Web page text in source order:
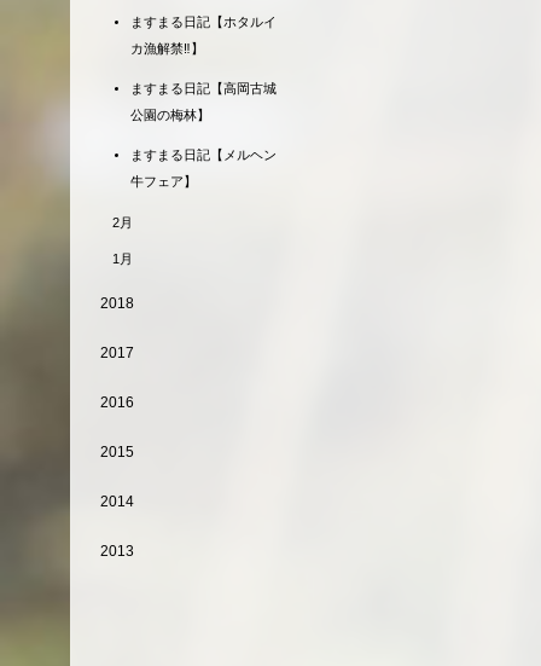
ますまる日記【ホタルイ
カ漁解禁‼】
ますまる日記【高岡古城
公園の梅林】
ますまる日記【メルヘン
牛フェア】
2月
1月
2018
2017
2016
2015
2014
2013